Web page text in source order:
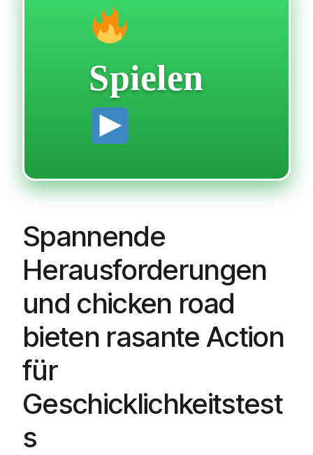
Spielen
Spannende
Herausforderungen
und chicken road
bieten rasante Action
für
Geschicklichkeitstest
s